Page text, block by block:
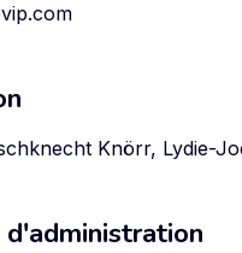
Knörr, Lydie-
d'administration